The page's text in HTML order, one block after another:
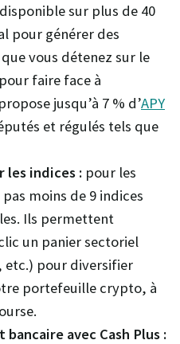
sur plus de 40
pour générer des
vous détenez sur le
faire face à
jusqu’à 7 % d’APY
et régulés tels que
les indices : pour les
moins de 9 indices
Ils permettent
un panier sectoriel
pour diversifier
portefeuille crypto, à
avec Cash Plus :